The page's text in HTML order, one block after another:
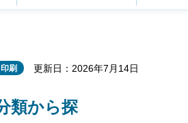
印刷 更新日：2026年7月14日
類から探